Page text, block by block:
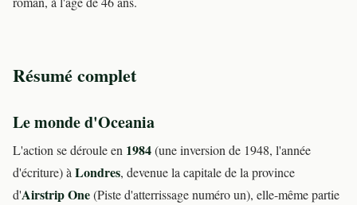
Résumé complet
Le monde d'Oceania
L'action se déroule en 1984(une inversion de 1948, l'année
d'écriture) àLondres, devenue la capitale de la province
d'Airstrip One(Piste d'atterrissage numéro un), elle-même partie